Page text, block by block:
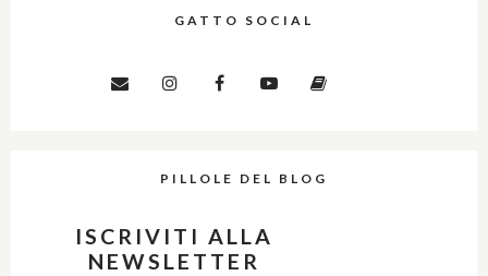
GATTO SOCIAL
PILLOLE DEL BLOG
ISCRIVITI ALLA
NEWSLETTER